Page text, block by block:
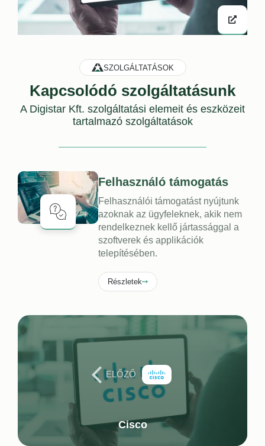
SZOLGÁLTATÁSOK
Kapcsolódó szolgáltatásunk
A Digistar Kft. szolgáltatási elemeit és eszközeit
tartalmazó szolgáltatások
Felhasználó támogatás
Felhasználói támogatást nyújtunk
azoknak az ügyfeleknek, akik nem
rendelkeznek kellő jártassággal a
szoftverek és applikációk
telepítésében.
Részletek
ELŐZŐ
Cisco